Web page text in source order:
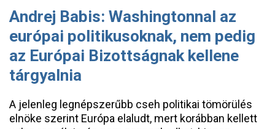
Andrej Babis: Washingtonnal az
európai politikusoknak, nem pedig
az Európai Bizottságnak kellene
tárgyalnia
A jelenleg legnépszerűbb cseh politikai tömörülés
elnöke szerint Európa elaludt, mert korábban kellett